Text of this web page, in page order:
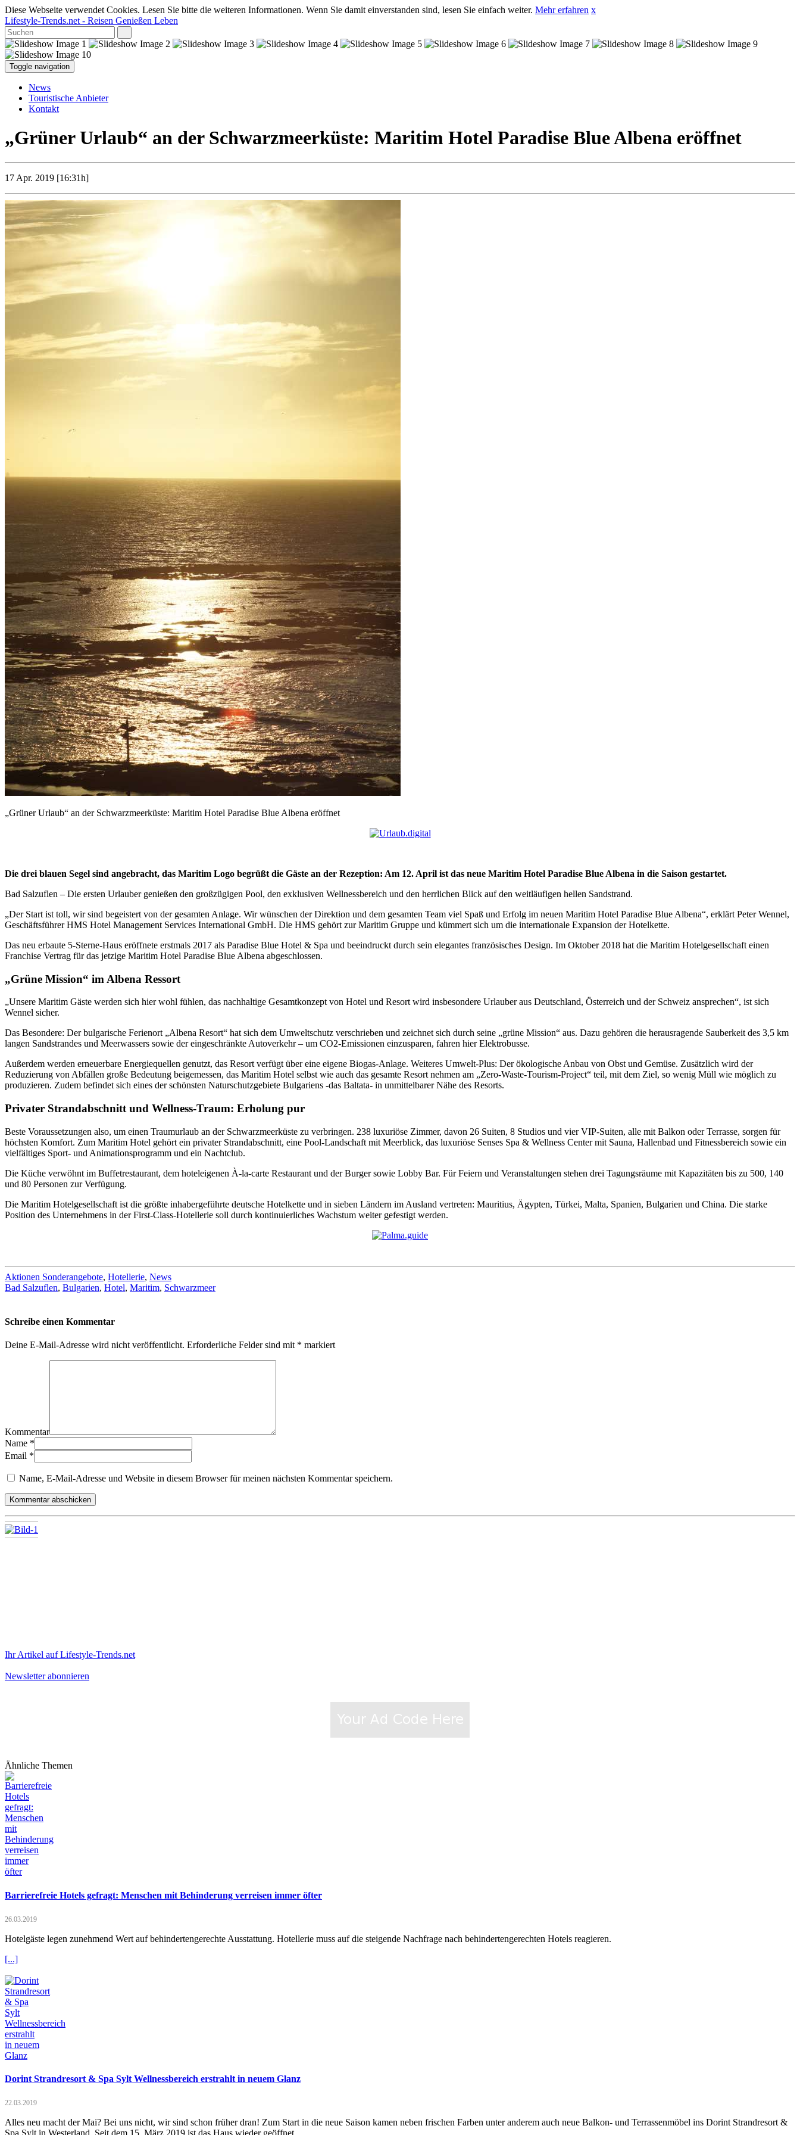
Diese Webseite verwendet Cookies. Lesen Sie bitte die weiteren Informationen. Wenn Sie damit einverstanden sind, lesen Sie einfach weiter. Mehr erfahren x
Lifestyle-Trends.net - Reisen Genießen Leben
Toggle navigation
News
Touristische Anbieter
Kontakt
„Grüner Urlaub“ an der Schwarzmeerküste: Maritim Hotel Paradise Blue Albena eröffnet
17 Apr. 2019 [16:31h]
„Grüner Urlaub“ an der Schwarzmeerküste: Maritim Hotel Paradise Blue Albena eröffnet
Die drei blauen Segel sind angebracht, das Maritim Logo begrüßt die Gäste an der Rezeption: Am 12. April ist das neue Maritim Hotel Paradise Blue Albena in die Saison gestartet.
Bad Salzuflen – Die ersten Urlauber genießen den großzügigen Pool, den exklusiven Wellnessbereich und den herrlichen Blick auf den weitläufigen hellen Sandstrand.
„Der Start ist toll, wir sind begeistert von der gesamten Anlage. Wir wünschen der Direktion und dem gesamten Team viel Spaß und Erfolg im neuen Maritim Hotel Paradise Blue Albena“, erklärt Peter Wennel,
Geschäftsführer HMS Hotel Management Services International GmbH. Die HMS gehört zur Maritim Gruppe und kümmert sich um die internationale Expansion der Hotelkette.
Das neu erbaute 5-Sterne-Haus eröffnete erstmals 2017 als Paradise Blue Hotel & Spa und beeindruckt durch sein elegantes französisches Design. Im Oktober 2018 hat die Maritim Hotelgesellschaft einen
Franchise Vertrag für das jetzige Maritim Hotel Paradise Blue Albena abgeschlossen.
„Grüne Mission“ im Albena Ressort
„Unsere Maritim Gäste werden sich hier wohl fühlen, das nachhaltige Gesamtkonzept von Hotel und Resort wird insbesondere Urlauber aus Deutschland, Österreich und der Schweiz ansprechen“, ist sich
Wennel sicher.
Das Besondere: Der bulgarische Ferienort „Albena Resort“ hat sich dem Umweltschutz verschrieben und zeichnet sich durch seine „grüne Mission“ aus. Dazu gehören die herausragende Sauberkeit des 3,5 km
langen Sandstrandes und Meerwassers sowie der eingeschränkte Autoverkehr – um CO2-Emissionen einzusparen, fahren hier Elektrobusse.
Außerdem werden erneuerbare Energiequellen genutzt, das Resort verfügt über eine eigene Biogas-Anlage. Weiteres Umwelt-Plus: Der ökologische Anbau von Obst und Gemüse. Zusätzlich wird der
Reduzierung von Abfällen große Bedeutung beigemessen, das Maritim Hotel selbst wie auch das gesamte Resort nehmen am „Zero-Waste-Tourism-Project“ teil, mit dem Ziel, so wenig Müll wie möglich zu
produzieren. Zudem befindet sich eines der schönsten Naturschutzgebiete Bulgariens -das Baltata- in unmittelbarer Nähe des Resorts.
Privater Strandabschnitt und Wellness-Traum: Erholung pur
Beste Voraussetzungen also, um einen Traumurlaub an der Schwarzmeerküste zu verbringen. 238 luxuriöse Zimmer, davon 26 Suiten, 8 Studios und vier VIP-Suiten, alle mit Balkon oder Terrasse, sorgen für
höchsten Komfort. Zum Maritim Hotel gehört ein privater Strandabschnitt, eine Pool-Landschaft mit Meerblick, das luxuriöse Senses Spa & Wellness Center mit Sauna, Hallenbad und Fitnessbereich sowie ein
vielfältiges Sport- und Animationsprogramm und ein Nachtclub.
Die Küche verwöhnt im Buffetrestaurant, dem hoteleigenen À-la-carte Restaurant und der Burger sowie Lobby Bar. Für Feiern und Veranstaltungen stehen drei Tagungsräume mit Kapazitäten bis zu 500, 140
und 80 Personen zur Verfügung.
Die Maritim Hotelgesellschaft ist die größte inhabergeführte deutsche Hotelkette und in sieben Ländern im Ausland vertreten: Mauritius, Ägypten, Türkei, Malta, Spanien, Bulgarien und China. Die starke
Position des Unternehmens in der First-Class-Hotellerie soll durch kontinuierliches Wachstum weiter gefestigt werden.
Aktionen Sonderangebote, Hotellerie, News
Bad Salzuflen, Bulgarien, Hotel, Maritim, Schwarzmeer
Schreibe einen Kommentar
Deine E-Mail-Adresse wird nicht veröffentlicht. Erforderliche Felder sind mit * markiert
Kommentar
Name *
Email *
Name, E-Mail-Adresse und Website in diesem Browser für meinen nächsten Kommentar speichern.
Ihr Artikel auf Lifestyle-Trends.net
Newsletter abonnieren
Ähnliche Themen
Barrierefreie Hotels gefragt: Menschen mit Behinderung verreisen immer öfter
26.03.2019
Hotelgäste legen zunehmend Wert auf behindertengerechte Ausstattung. Hotellerie muss auf die steigende Nachfrage nach behindertengerechten Hotels reagieren.
[...]
Dorint Strandresort & Spa Sylt Wellnessbereich erstrahlt in neuem Glanz
22.03.2019
Alles neu macht der Mai? Bei uns nicht, wir sind schon früher dran! Zum Start in die neue Saison kamen neben frischen Farben unter anderem auch neue Balkon- und Terrassenmöbel ins Dorint Strandresort &